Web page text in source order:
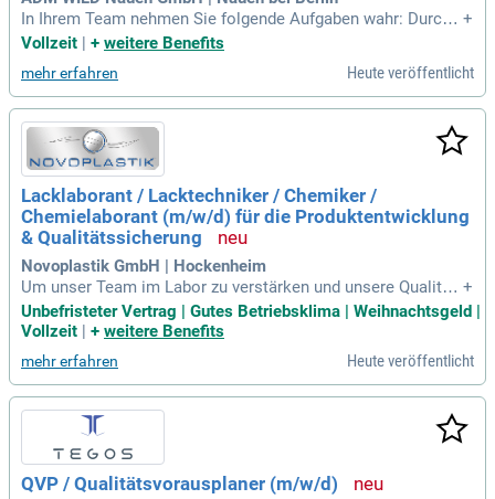
In Ihrem Team nehmen Sie folgende Aufgaben wahr: Durchf
ührung von chemisch-physikalischen Untersuchungen zur Pr
r Wareneingangskontrolle nach vorliegenden Arbeitsanweis
ungen gemäß SAP-Prüfplan;
+
Vollzeit | + weitere Benefits
mehr erfahren Heute veröffentlicht
Lacklaborant / Lacktechniker / Chemiker /
Chemielaborant (m/w/d) für die Produktentwicklung
& Qualitätssicherung
Novoplastik GmbH | Hockenheim
Um unser Team im Labor zu verstärken und unsere Qualität
sstandards weiter auszubauen, suchen wir zum nächstmögli
chen Zeitpunkt einen engagierten Lacklaboranten oder Lack
+
Unbefristeter Vertrag | Gutes Betriebsklima | Weihnachtsgeld |
Vollzeit | + weitere Benefits
mehr erfahren Heute veröffentlicht
QVP / Qualitätsvorausplaner (m/w/d)